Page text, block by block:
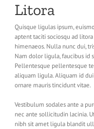
Litora
Quisque ligulas ipsum,
aptent taciti sociosqu ad
himenaeos. Nulla nunc dui,
Nam dolor ligula, faucibus id
Pellentesque pellentesque
aliquam ligula. Aliquam id
ornare mauris tincidunt vitae.
Vestibulum sodales ante a
nec ante sollicitudin lacinia.
nibh sit amet ligula blandit